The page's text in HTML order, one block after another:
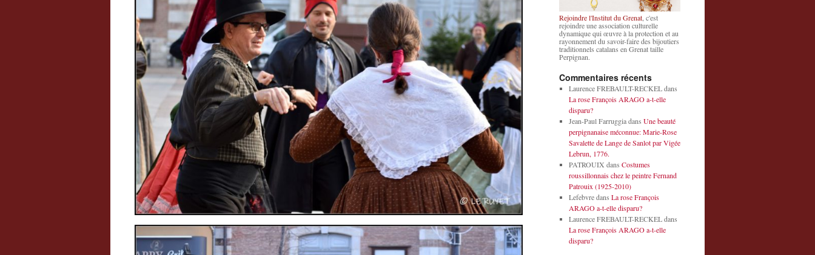
Rejoindre l'Institut du Grenat , c'est
rejoindre une association culturelle
dynamique qui œuvre à la protection et au
rayonnement du savoir-faire des bijoutiers
traditionnels catalans en Grenat taille
Perpignan.
Commentaires récents
Laurence FREBAULT-RECKELdans
La rose François ARAGO a-t-elle
disparu?
Jean-Paul Farruggiadans Une beauté
perpignanaise méconnue: Marie-Rose
Savalette de Lange de Sanlot par Vigée
Lebrun, 1776.
PATROUIX dans Costumes
roussillonnais chez le peintre Fernand
Patrouix (1925-2010)
Lefebvredans La rose François
ARAGO a-t-elle disparu?
Laurence FREBAULT-RECKELdans
La rose François ARAGO a-t-elle
disparu?